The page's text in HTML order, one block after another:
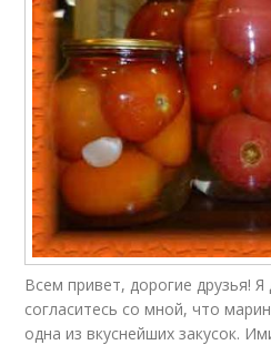
Всем привет, дорогие друзья!
согласитесь со мной, что
одна из вкуснейших закусок.